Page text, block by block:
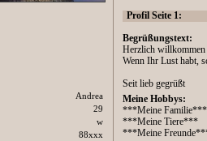
Profil Seite 1:
Begrüßungstext:
Herzlich
Wenn Ihr Lust habt,
Seit lieb gegrüßt
Meine Hobbys:
***Meine Familie***
***Meine Tiere***
***Meine
Andrea
29
w
88xxx